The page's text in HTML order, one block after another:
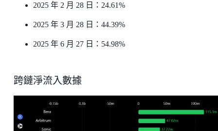
2025 年 2 月 28 日：24.61%
2025 年 3 月 28 日：44.39%
2025 年 6 月 27 日：54.98%
跨鏈淨流入數據